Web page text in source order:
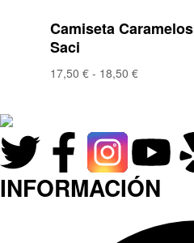
Camiseta Caramelos
Saci
17,50 € - 18,50 €
INFORMACIÓN